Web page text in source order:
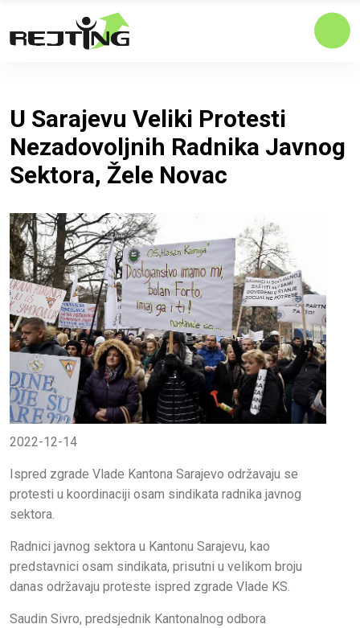
U Sarajevu Veliki Protesti
Nezadovoljnih Radnika Javnog
Sektora, Žele Novac
2022-12-14
Ispred zgrade Vlade Kantona Sarajevo održavaju se
protesti u koordinaciji osam sindikata radnika javnog
sektora.
Radnici javnog sektora u Kantonu Sarajevu, kao
predstavnici osam sindikata, prisutni u velikom broju
danas održavaju proteste ispred zgrade Vlade KS.
Saudin Sivro, predsjednik Kantonalnog odbora